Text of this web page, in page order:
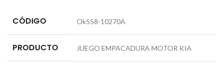
CÓDIGO Ok558-10270A
PRODUCTO JUEGO EMPACADURA MOTOR KIA